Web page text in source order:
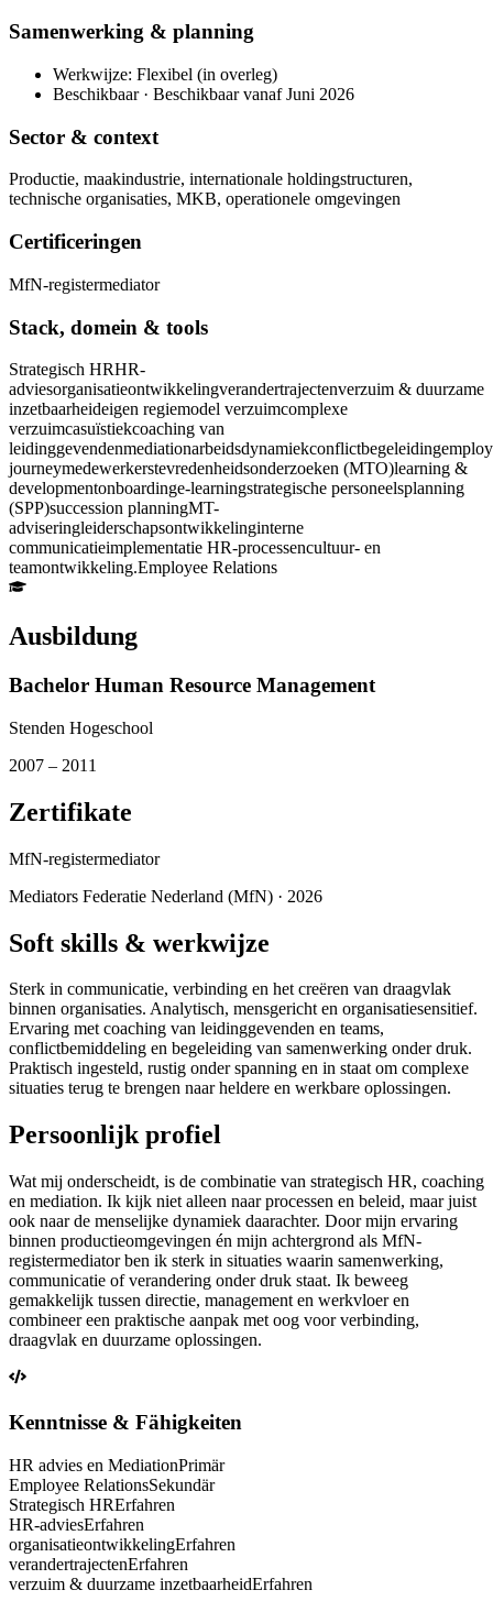
Samenwerking & planning
Werkwijze: Flexibel (in overleg)
Beschikbaar · Beschikbaar vanaf Juni 2026
Sector & context
Productie, maakindustrie, internationale holdingstructuren,
technische organisaties, MKB, operationele omgevingen
Certificeringen
MfN-registermediator
Stack, domein & tools
Strategisch HRHR-
adviesorganisatieontwikkelingverandertrajectenverzuim & duurzame
inzetbaarheideigen regiemodel verzuimcomplexe
verzuimcasuïstiekcoaching van
leidinggevendenmediationarbeidsdynamiekconflictbegeleiding
journeymedewerkerstevredenheidsonderzoeken (MTO)learning &
developmentonboardinge-learningstrategische personeelsplanning
(SPP)succession planningMT-
adviseringleiderschapsontwikkelinginterne
communicatieimplementatie HR-processencultuur- en
teamontwikkeling.Employee Relations
Ausbildung
Bachelor Human Resource Management
Stenden Hogeschool
2007 – 2011
Zertifikate
MfN-registermediator
Mediators Federatie Nederland (MfN) · 2026
Soft skills & werkwijze
Sterk in communicatie, verbinding en het creëren van draagvlak
binnen organisaties. Analytisch, mensgericht en organisatiesensitief.
Ervaring met coaching van leidinggevenden en teams,
conflictbemiddeling en begeleiding van samenwerking onder druk.
Praktisch ingesteld, rustig onder spanning en in staat om complexe
situaties terug te brengen naar heldere en werkbare oplossingen.
Persoonlijk profiel
Wat mij onderscheidt, is de combinatie van strategisch HR, coaching
en mediation. Ik kijk niet alleen naar processen en beleid, maar juist
ook naar de menselijke dynamiek daarachter. Door mijn ervaring
binnen productieomgevingen én mijn achtergrond als MfN-
registermediator ben ik sterk in situaties waarin samenwerking,
communicatie of verandering onder druk staat. Ik beweeg
gemakkelijk tussen directie, management en werkvloer en
combineer een praktische aanpak met oog voor verbinding,
draagvlak en duurzame oplossingen.
Kenntnisse & Fähigkeiten
HR advies en MediationPrimär
Employee RelationsSekundär
Strategisch HRErfahren
HR-adviesErfahren
organisatieontwikkelingErfahren
verandertrajectenErfahren
verzuim & duurzame inzetbaarheidErfahren